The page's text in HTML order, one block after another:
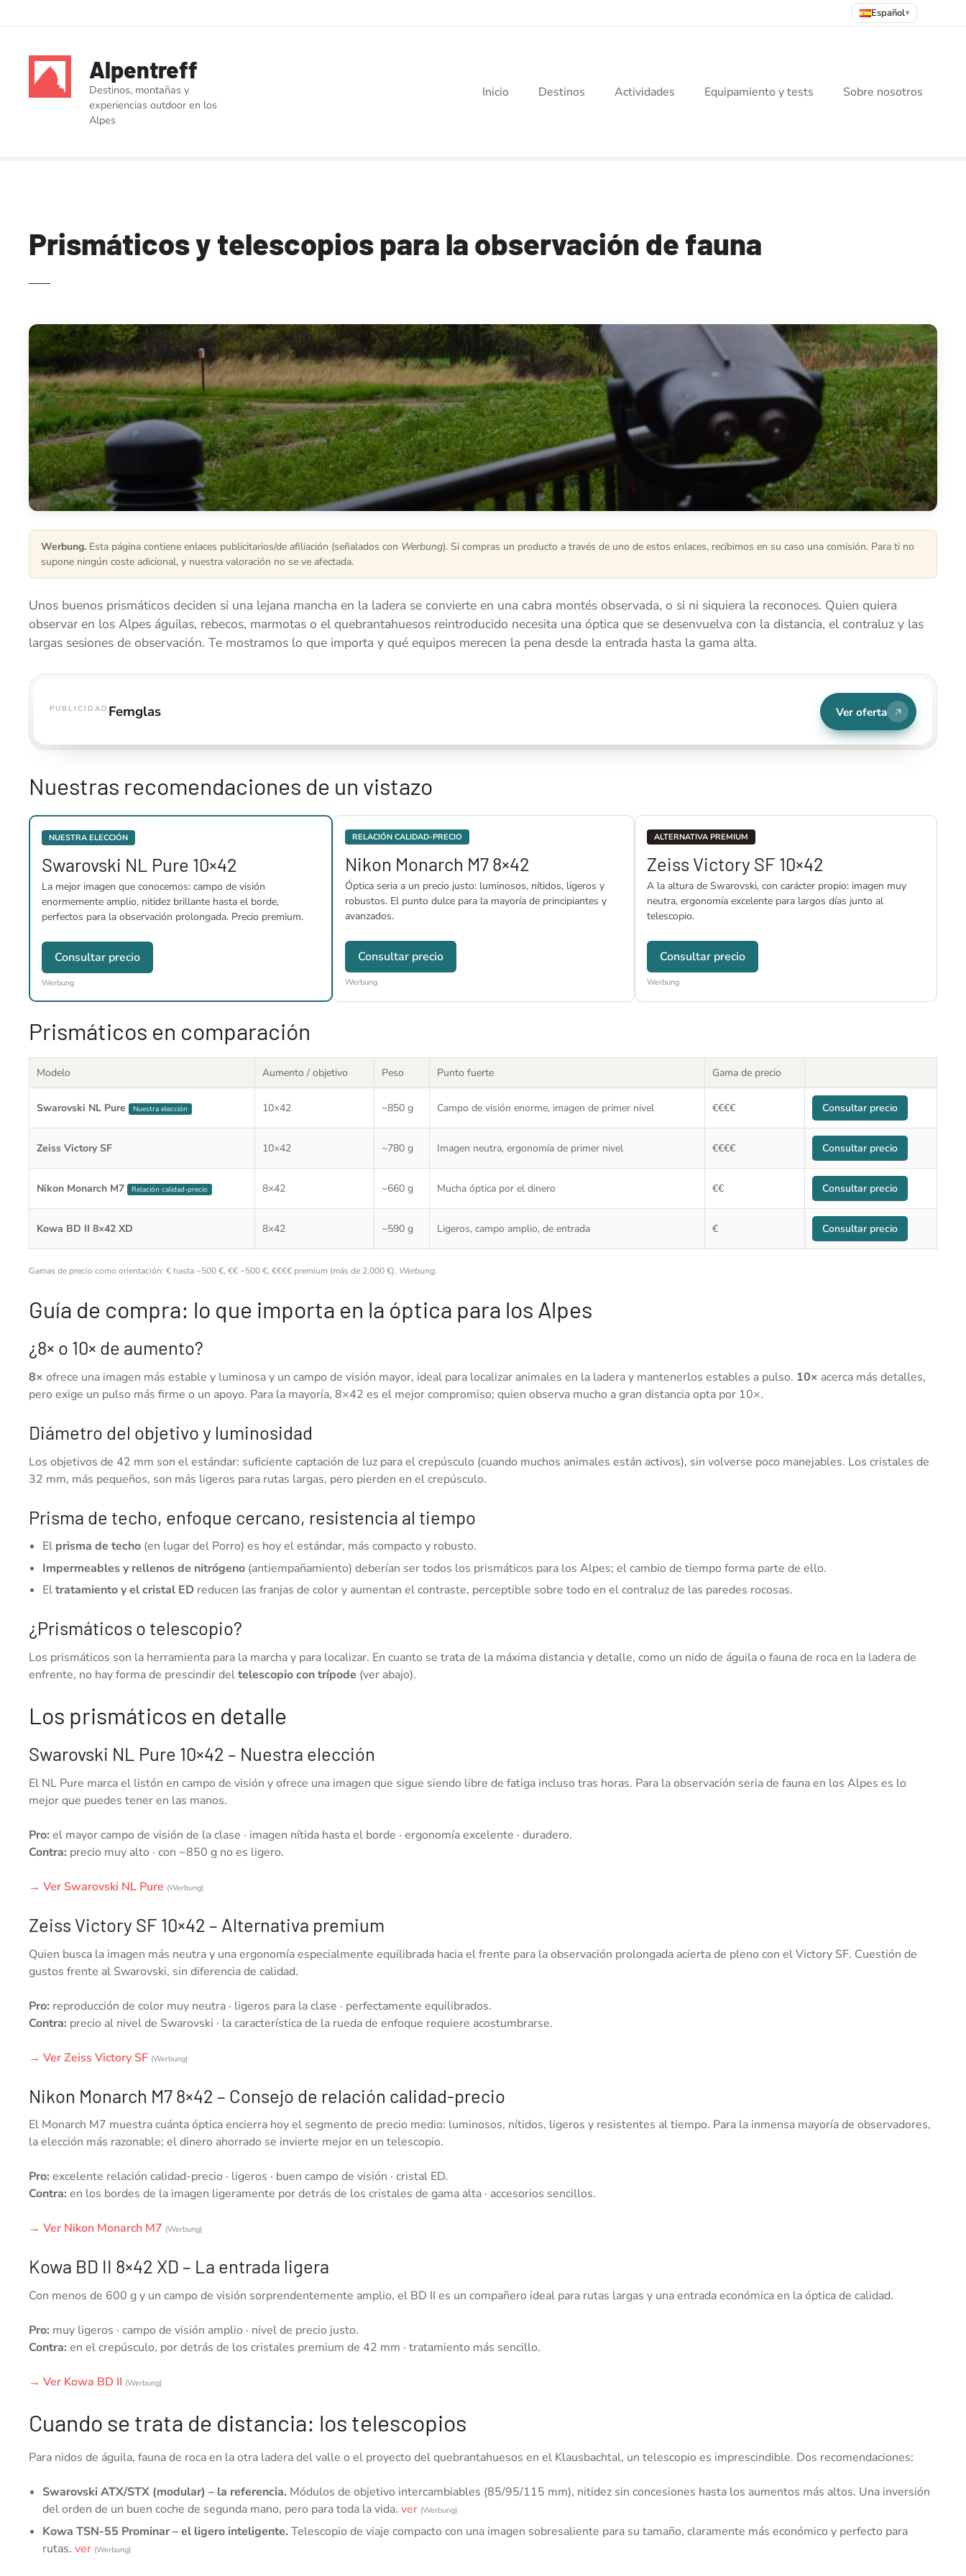
Español▾
Alpentreff
Destinos, montañas y
experiencias outdoor en los
Alpes
Inicio Destinos Actividades Equipamiento y tests Sobre nosotros
Prismáticos y telescopios para la observación de fauna
Werbung. Esta página contiene enlaces publicitarios/de afiliación (señalados con Werbung). Si compras un producto a través de uno de estos enlaces, recibimos en su caso una comisión. Para ti no
supone ningún coste adicional, y nuestra valoración no se ve afectada.
Unos buenos prismáticos deciden si una lejana mancha en la ladera se convierte en una cabra montés observada, o si ni siquiera la reconoces. Quien quiera
observar en los Alpes águilas, rebecos, marmotas o el quebrantahuesos reintroducido necesita una óptica que se desenvuelva con la distancia, el contraluz y las
largas sesiones de observación. Te mostramos lo que importa y qué equipos merecen la pena desde la entrada hasta la gama alta.
PUBLICIDAD Fernglas Ver oferta
Nuestras recomendaciones de un vistazo
NUESTRA ELECCIÓN
Swarovski NL Pure 10×42
La mejor imagen que conocemos: campo de visión
enormemente amplio, nitidez brillante hasta el borde,
perfectos para la observación prolongada. Precio premium.
Consultar precio
Werbung
RELACIÓN CALIDAD-PRECIO
Nikon Monarch M7 8×42
Óptica seria a un precio justo: luminosos, nítidos, ligeros y
robustos. El punto dulce para la mayoría de principiantes y
avanzados.
Consultar precio
Werbung
ALTERNATIVA PREMIUM
Zeiss Victory SF 10×42
A la altura de Swarovski, con carácter propio: imagen muy
neutra, ergonomía excelente para largos días junto al
telescopio.
Consultar precio
Werbung
Prismáticos en comparación
Modelo Aumento / objetivo Peso Punto fuerte Gama de precio
Swarovski NL Pure Nuestra elección 10×42 ~850 g Campo de visión enorme, imagen de primer nivel €€€€ Consultar precio
Zeiss Victory SF 10×42 ~780 g Imagen neutra, ergonomía de primer nivel €€€€ Consultar precio
Nikon Monarch M7 Relación calidad-precio 8×42 ~660 g Mucha óptica por el dinero €€ Consultar precio
Kowa BD II 8×42 XD 8×42 ~590 g Ligeros, campo amplio, de entrada € Consultar precio
Gamas de precio como orientación: € hasta ~500 €, €€ ~500 €, €€€€ premium (más de 2.000 €). Werbung.
Guía de compra: lo que importa en la óptica para los Alpes
¿8× o 10× de aumento?
8× ofrece una imagen más estable y luminosa y un campo de visión mayor, ideal para localizar animales en la ladera y mantenerlos estables a pulso. 10× acerca más detalles,
pero exige un pulso más firme o un apoyo. Para la mayoría, 8×42 es el mejor compromiso; quien observa mucho a gran distancia opta por 10×.
Diámetro del objetivo y luminosidad
Los objetivos de 42 mm son el estándar: suficiente captación de luz para el crepúsculo (cuando muchos animales están activos), sin volverse poco manejables. Los cristales de
32 mm, más pequeños, son más ligeros para rutas largas, pero pierden en el crepúsculo.
Prisma de techo, enfoque cercano, resistencia al tiempo
El prisma de techo (en lugar del Porro) es hoy el estándar, más compacto y robusto.
Impermeables y rellenos de nitrógeno (antiempañamiento) deberían ser todos los prismáticos para los Alpes; el cambio de tiempo forma parte de ello.
Eltratamiento y el cristal ED reducen las franjas de color y aumentan el contraste, perceptible sobre todo en el contraluz de las paredes rocosas.
¿Prismáticos o telescopio?
Los prismáticos son la herramienta para la marcha y para localizar. En cuanto se trata de la máxima distancia y detalle, como un nido de águila o fauna de roca en la ladera de
enfrente, no hay forma de prescindir deltelescopio con trípode (ver abajo).
Los prismáticos en detalle
Swarovski NL Pure 10×42 – Nuestra elección
El NL Pure marca el listón en campo de visión y ofrece una imagen que sigue siendo libre de fatiga incluso tras horas. Para la observación seria de fauna en los Alpes es lo
mejor que puedes tener en las manos.
Pro: el mayor campo de visión de la clase · imagen nítida hasta el borde · ergonomía excelente · duradero.
Contra: precio muy alto · con ~850 g no es ligero.
→ Ver Swarovski NL Pure (Werbung)
Zeiss Victory SF 10×42 – Alternativa premium
Quien busca la imagen más neutra y una ergonomía especialmente equilibrada hacia el frente para la observación prolongada acierta de pleno con el Victory SF. Cuestión de
gustos frente al Swarovski, sin diferencia de calidad.
Pro: reproducción de color muy neutra · ligeros para la clase · perfectamente equilibrados.
Contra: precio al nivel de Swarovski · la característica de la rueda de enfoque requiere acostumbrarse.
→ Ver Zeiss Victory SF (Werbung)
Nikon Monarch M7 8×42 – Consejo de relación calidad-precio
El Monarch M7 muestra cuánta óptica encierra hoy el segmento de precio medio: luminosos, nítidos, ligeros y resistentes al tiempo. Para la inmensa mayoría de observadores,
la elección más razonable; el dinero ahorrado se invierte mejor en un telescopio.
Pro: excelente relación calidad-precio · ligeros · buen campo de visión · cristal ED.
Contra: en los bordes de la imagen ligeramente por detrás de los cristales de gama alta · accesorios sencillos.
→ Ver Nikon Monarch M7 (Werbung)
Kowa BD II 8×42 XD – La entrada ligera
Con menos de 600 g y un campo de visión sorprendentemente amplio, el BD II es un compañero ideal para rutas largas y una entrada económica en la óptica de calidad.
Pro: muy ligeros · campo de visión amplio · nivel de precio justo.
Contra: en el crepúsculo, por detrás de los cristales premium de 42 mm · tratamiento más sencillo.
→ Ver Kowa BD II (Werbung)
Cuando se trata de distancia: los telescopios
Para nidos de águila, fauna de roca en la otra ladera del valle o el proyecto del quebrantahuesos en el Klausbachtal, un telescopio es imprescindible. Dos recomendaciones:
Swarovski ATX/STX (modular) – la referencia. Módulos de objetivo intercambiables (85/95/115 mm), nitidez sin concesiones hasta los aumentos más altos. Una inversión
del orden de un buen coche de segunda mano, pero para toda la vida.ver (Werbung)
Kowa TSN-55 Prominar – el ligero inteligente. Telescopio de viaje compacto con una imagen sobresaliente para su tamaño, claramente más económico y perfecto para
rutas.ver (Werbung)